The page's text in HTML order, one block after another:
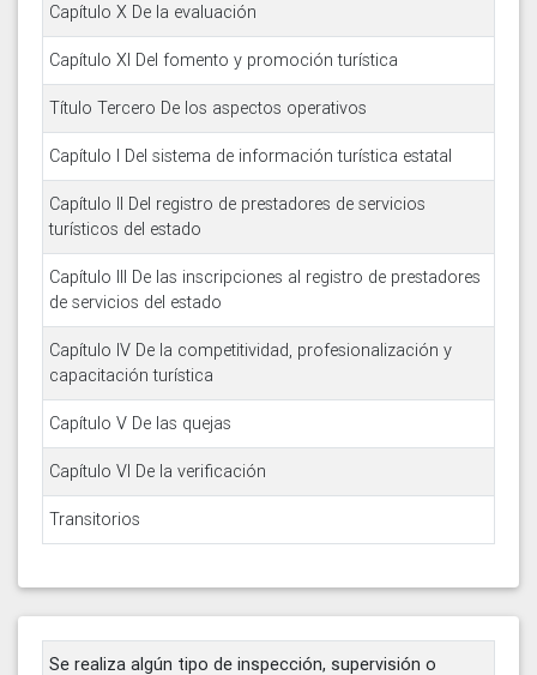
Capítulo X De la evaluación
Capítulo XI Del fomento y promoción turística
Título Tercero De los aspectos operativos
Capítulo I Del sistema de información turística estatal
Capítulo II Del registro de prestadores de servicios
turísticos del estado
Capítulo III De las inscripciones al registro de prestadores
de servicios del estado
Capítulo IV De la competitividad, profesionalización y
capacitación turística
Capítulo V De las quejas
Capítulo VI De la verificación
Transitorios
Se realiza algún tipo de inspección, supervisión o